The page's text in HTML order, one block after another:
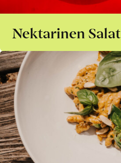
Nektarinen Salat